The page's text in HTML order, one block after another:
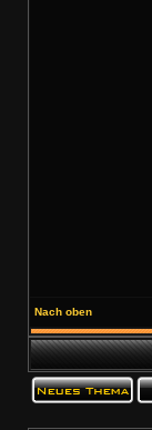
Nach oben